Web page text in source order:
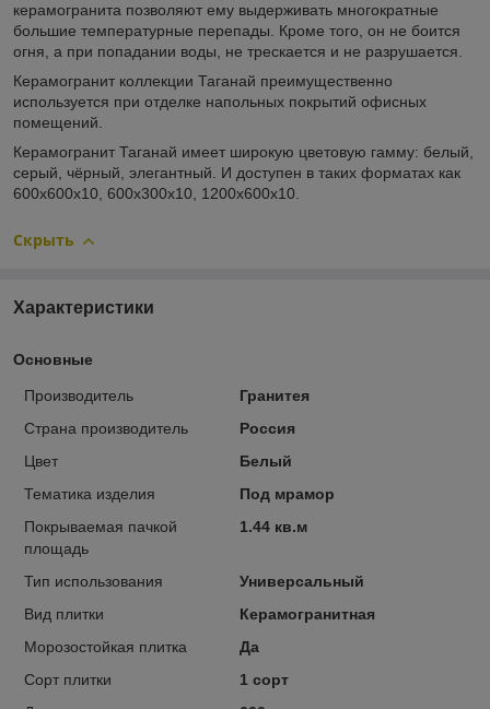
керамогранита позволяют ему выдерживать многократные
большие температурные перепады. Кроме того, он не боится
огня, а при попадании воды, не трескается и не разрушается.
Керамогранит коллекции Таганай преимущественно
используется при отделке напольных покрытий офисных
помещений.
Керамогранит Таганай имеет широкую цветовую гамму: белый,
серый, чёрный, элегантный. И доступен в таких форматах как
600х600х10, 600х300х10, 1200х600х10.
Скрыть
Характеристики
Основные
Производитель
Гранитея
Страна производитель
Россия
Цвет
Белый
Тематика изделия
Под мрамор
Покрываемая пачкой
площадь
1.44 кв.м
Тип использования
Универсальный
Вид плитки
Керамогранитная
Морозостойкая плитка
Да
Сорт плитки
1 сорт